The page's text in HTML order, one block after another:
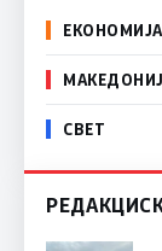
ЕКОНОМИЈА
СВЕТ